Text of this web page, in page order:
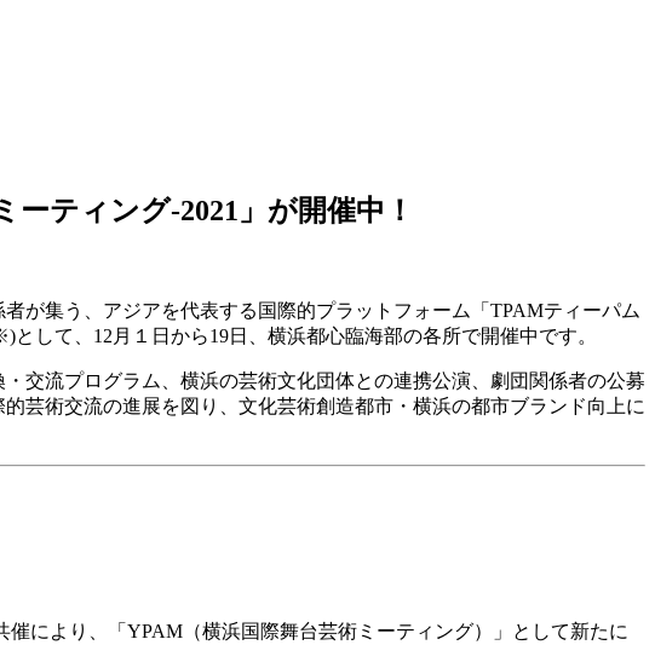
ティング-2021」が開催中！
が集う、アジアを代表する国際的プラットフォーム「TPAMティーパム
して、12月１日から19日、横浜都心臨海部の各所で開催中です。
交流プログラム、横浜の芸術文化団体との連携公演、劇団関係者の公募
芸術交流の進展を図り、文化芸術創造都市・横浜の都市ブランド向上に
により、「YPAM（横浜国際舞台芸術ミーティング）」として新たに